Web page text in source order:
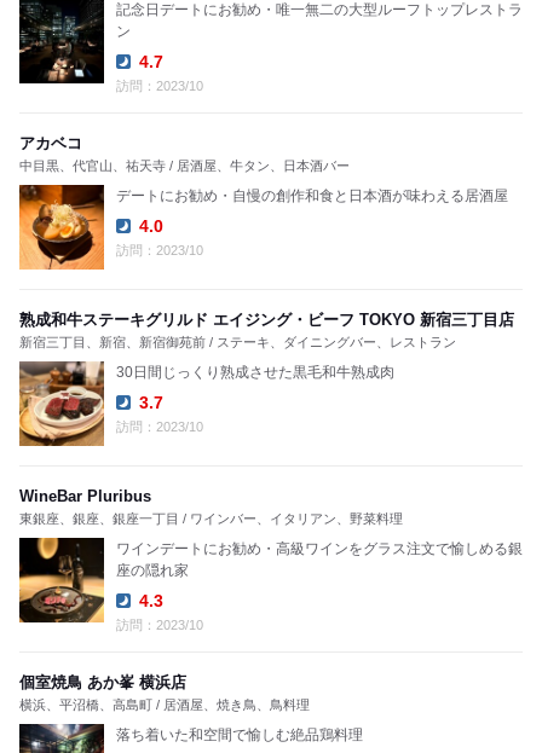
記念日デートにお勧め・唯一無二の大型ルーフトップレストラ
ン
Dinner:
4.7
訪問：2023/10
アカベコ
中目黒、代官山、祐天寺 / 居酒屋、牛タン、日本酒バー
デートにお勧め・自慢の創作和食と日本酒が味わえる居酒屋
Dinner:
4.0
訪問：2023/10
熟成和牛ステーキグリルド エイジング・ビーフ TOKYO 新宿三丁目店
新宿三丁目、新宿、新宿御苑前 / ステーキ、ダイニングバー、レストラン
30日間じっくり熟成させた黒毛和牛熟成肉
Dinner:
3.7
訪問：2023/10
WineBar Pluribus
東銀座、銀座、銀座一丁目 / ワインバー、イタリアン、野菜料理
ワインデートにお勧め・高級ワインをグラス注文で愉しめる銀
座の隠れ家
Dinner:
4.3
訪問：2023/10
個室焼鳥 あか峯 横浜店
横浜、平沼橋、高島町 / 居酒屋、焼き鳥、鳥料理
落ち着いた和空間で愉しむ絶品鶏料理